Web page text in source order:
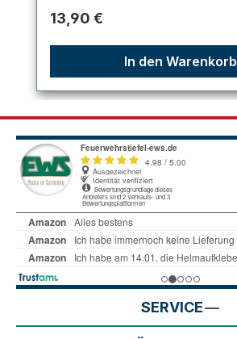
Regulärer Preis:
13,90 €
In den Warenkorb
SERVICE